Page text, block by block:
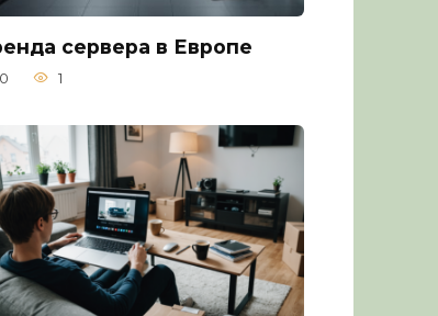
сервера в Европе
0 1